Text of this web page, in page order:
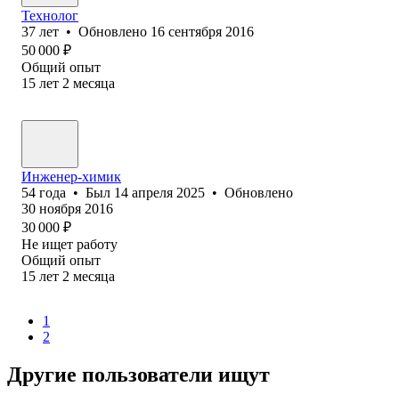
Технолог
37 лет • Обновлено 16 сентября 2016
50 000 ₽
Общий опыт
15 лет 2 месяца
Инженер-химик
54 года • Был 14 апреля 2025 • Обновлено
30 ноября 2016
30 000 ₽
Не ищет работу
Общий опыт
15 лет 2 месяца
1
2
Другие пользователи ищут